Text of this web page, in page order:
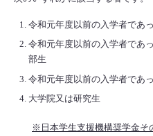
令和元年度以前の入学者であ
令和元年度以前の入学者であ
部生
令和元年度以前の入学者であ
大学院又は研究生
※日本学生支援機構奨学金そ